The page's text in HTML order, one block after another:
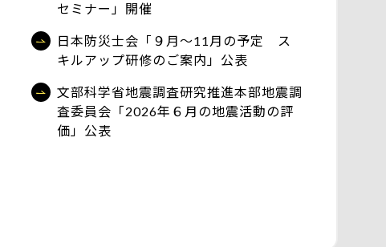
セミナー」開催
日本防災士会「９月～11月の予定 ス
キルアップ研修のご案内」公表
文部科学省地震調査研究推進本部地震調
査委員会「2026年６月の地震活動の評
価」公表